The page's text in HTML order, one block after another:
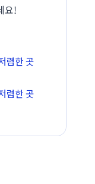
요!
렴한 곳
렴한 곳